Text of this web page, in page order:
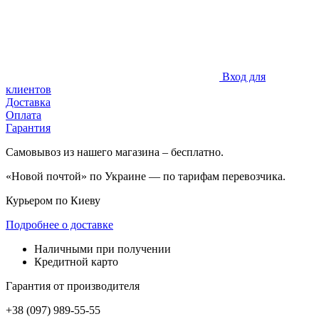
Вход для
клиентов
Доставка
Оплата
Гарантия
Самовывоз из нашего магазина – бесплатно.
«Новой почтой» по Украине — по тарифам перевозчика.
Курьером по Киеву
Подробнее о доставке
Наличными при получении
Кредитной карто
Гарантия от производителя
+38 (097) 989-55-55